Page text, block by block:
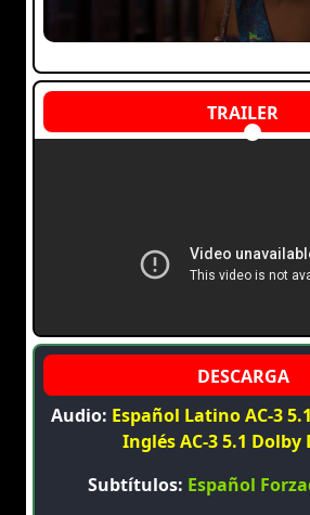
Audio: Español Latino AC-3
Inglés AC-3 5.1
Subtítulos: Español